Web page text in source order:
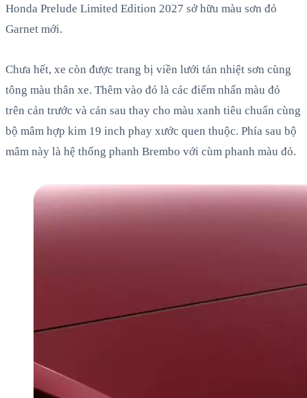
Honda Prelude Limited Edition 2027 sở hữu màu sơn đỏ
Garnet mới.
Chưa hết, xe còn được trang bị viền lưới tản nhiệt sơn cùng
tông màu thân xe. Thêm vào đó là các điểm nhấn màu đỏ
trên cản trước và cản sau thay cho màu xanh tiêu chuẩn cùng
bộ mâm hợp kim 19 inch phay xước quen thuộc. Phía sau bộ
mâm này là hệ thống phanh Brembo với cùm phanh màu đỏ.